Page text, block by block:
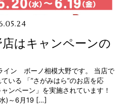
はキャンペーンの
イン ボーノ相模大野です。 当店で
いる 「”さがみはら”のお店を応
ンペーン」を実施されています！
)～6月19 […]